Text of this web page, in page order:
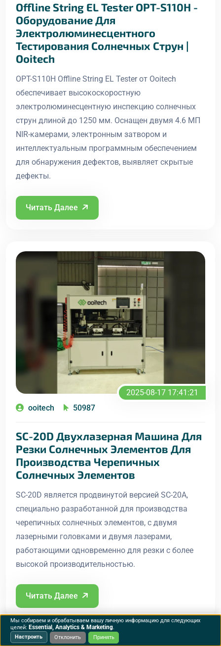
Offline String EL Tester OPT-S110H -
Оборудование Для
Электролюминесцентного
Тестирования Солнечных Струн |
Ooitech
OPT-S110H Offline String EL Tester от Ooitech
обеспечивает высокоскоростную
электролюминесцентную инспекцию солнечных
струн длиной до 1250 мм. Оснащен двумя 4.6 МП
NIR-камерами, электронным затвором и
интеллектуальным программным обеспечением
для обнаружения дефектов, выявляет скрытые
дефекты.
Читать Далее
2025-08-17 17:41:21
ooitech
50987
SC-20D Двухлазерная Машина Для
Резки Солнечных Элементов Для
Производства Черепичных
Солнечных Элементов
SC-20D является продвинутой версией SC-20A,
специально разработанной для производства
черепичных солнечных элементов, с двумя
лазерными головками и двумя лазерами,
работающими одновременно для резки с более
высокой производительностью.
Читать Далее
Мы собираем и обрабатываем вашу личную информацию для следующих
целей: Essential, Analytics & Marketing.
Настроить
Отклонить Принять